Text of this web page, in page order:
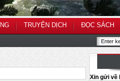
TRUYỆN DỊCH ĐỌC SÁCH
Xin gửi về